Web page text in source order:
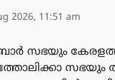
2026, 11:51 am
സഭയും
സഭയും